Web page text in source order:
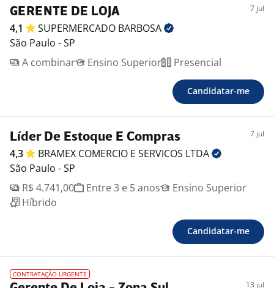
GERENTE DE LOJA 7 jul
4,1 SUPERMERCADO BARBOSA
São Paulo - SP
A combinar
Ensino Superior Presencial
Candidatar-me
Líder De Estoque E Compras 7 jul
4,3 BRAMEX COMERCIO E SERVICOS LTDA
São Paulo - SP
R$ 4.741,00
Entre 3 e 5 anos
Ensino Superior
Híbrido
Candidatar-me
CONTRATAÇÃO URGENTE
13 jul